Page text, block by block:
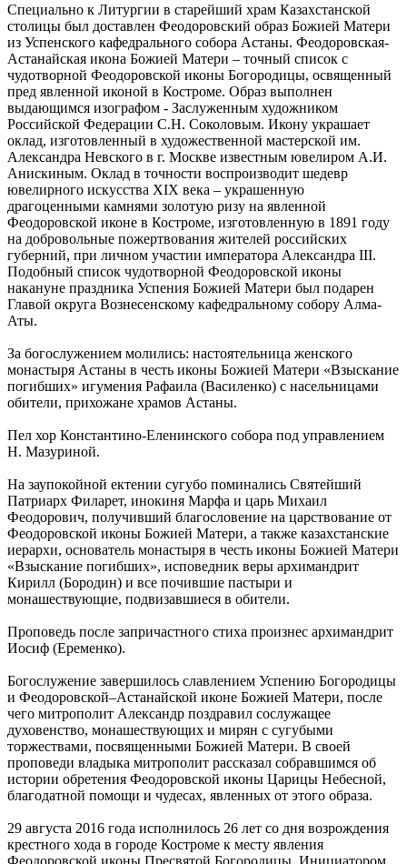
Специально к Литургии в старейший храм Казахстанской
столицы был доставлен Феодоровский образ Божией Матери
из Успенского кафедрального собора Астаны. Феодоровская-
Астанайская икона Божией Матери – точный список с
чудотворной Феодоровской иконы Богородицы, освященный
пред явленной иконой в Костроме. Образ выполнен
выдающимся изографом - Заслуженным художником
Российской Федерации С.Н. Соколовым. Икону украшает
оклад, изготовленный в художественной мастерской им.
Александра Невского в г. Москве известным ювелиром А.И.
Анискиным. Оклад в точности воспроизводит шедевр
ювелирного искусства XIX века – украшенную
драгоценными камнями золотую ризу на явленной
Феодоровской иконе в Костроме, изготовленную в 1891 году
на добровольные пожертвования жителей российских
губерний, при личном участии императора Александра III.
Подобный список чудотворной Феодоровской иконы
накануне праздника Успения Божией Матери был подарен
Главой округа Вознесенскому кафедральному собору Алма-
Аты.
За богослужением молились: настоятельница женского
монастыря Астаны в честь иконы Божией Матери «Взыскание
погибших» игумения Рафаила (Василенко) с насельницами
обители, прихожане храмов Астаны.
Пел хор Константино-Еленинского собора под управлением
Н. Мазуриной.
На заупокойной ектении сугубо поминались Святейший
Патриарх Филарет, инокиня Марфа и царь Михаил
Феодорович, получивший благословение на царствование от
Феодоровской иконы Божией Матери, а также казахстанские
иерархи, основатель монастыря в честь иконы Божией Матери
«Взыскание погибших», исповедник веры архимандрит
Кирилл (Бородин) и все почившие пастыри и
монашествующие, подвизавшиеся в обители.
Проповедь после запричастного стиха произнес архимандрит
Иосиф (Еременко).
Богослужение завершилось славлением Успению Богородицы
и Феодоровской–Астанайской иконе Божией Матери, после
чего митрополит Александр поздравил сослужащее
духовенство, монашествующих и мирян с сугубыми
торжествами, посвященными Божией Матери. В своей
проповеди владыка митрополит рассказал собравшимся об
истории обретения Феодоровской иконы Царицы Небесной,
благодатной помощи и чудесах, явленных от этого образа.
29 августа 2016 года исполнилось 26 лет со дня возрождения
крестного хода в городе Костроме к месту явления
Феодоровской иконы Пресвятой Богородицы. Инициатором